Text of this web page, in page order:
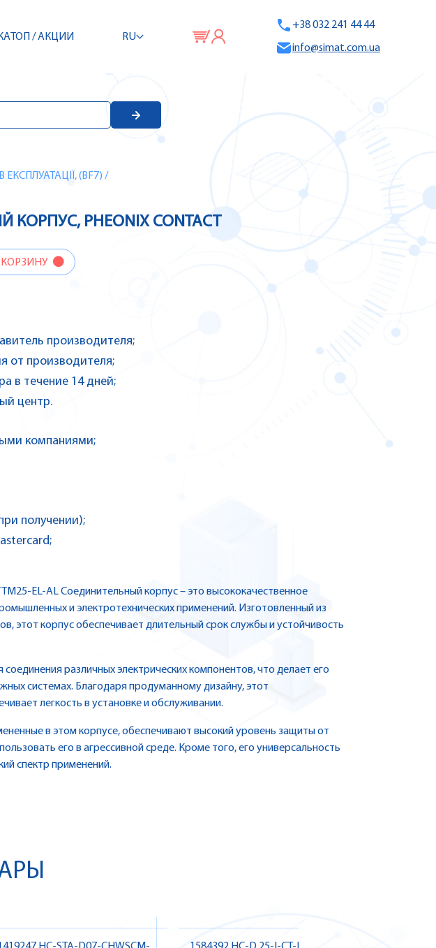
ТОП / АКЦИИ RU
+38 032 241 44 44
info@simat.com.ua
(BF7) /
КОРПУС, PHEONIX CONTACT
производителя;
от производителя;
в течение 14 дней;
центр.
компаниями;
получении);
EL-AL Соединительный корпус – это высококачественное
и электротехнических применений. Изготовленный из
этот корпус обеспечивает длительный срок службы и устойчивость
различных электрических компонентов, что делает его
системах. Благодаря продуманному дизайну, этот
легкость в установке и обслуживании.
в этом корпусе, обеспечивают высокий уровень защиты от
его в агрессивной среде. Кроме того, его универсальность
спектр применений.